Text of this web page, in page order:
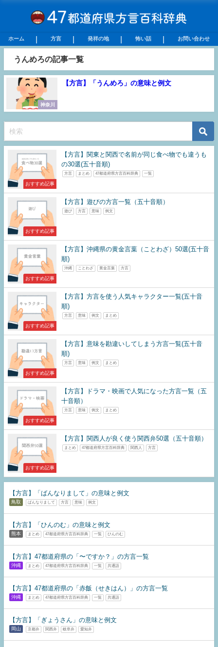
ホーム 方言 発祥の地 怖い話 お問い合わせ
うんめろの記事一覧
神奈川
【方言】「うんめろ」の意味と例文
おすすめ記事
【方言】関東と関西で名前が同じ食べ物でも違うも
の30選(五十音順)
方言 まとめ 47都道府県方言百科辞典 一覧
おすすめ記事
【方言】遊びの方言一覧（五十音順）
遊び 方言 意味 例文
おすすめ記事
【方言】沖縄県の黄金言葉（ことわざ）50選(五十音
順)
沖縄 ことわざ 黄金言葉 方言
おすすめ記事
【方言】方言を使う人気キャラクター一覧(五十音
順)
方言 意味 例文 まとめ
おすすめ記事
【方言】意味を勘違いしてしまう方言一覧(五十音
順)
方言 意味 例文 まとめ
おすすめ記事
【方言】ドラマ・映画で人気になった方言一覧（五
十音順）
方言 意味 例文 まとめ
おすすめ記事
【方言】関西人が良く使う関西弁50選（五十音順）
まとめ 47都道府県方言百科辞典 関西人 方言
【方言】「ばんなりまして」の意味と例文
鳥取 ばんなりまして 方言 意味 例文
【方言】「ひんのむ」の意味と例文
熊本 まとめ 47都道府県方言百科辞典 一覧 ひんのむ
【方言】47都道府県の「〜ですか？」の方言一覧
沖縄 まとめ 47都道府県方言百科辞典 一覧 共通語
【方言】47都道府県の「赤飯（せきはん）」の方言一覧
沖縄 まとめ 47都道府県方言百科辞典 一覧 共通語
【方言】「ぎょうさん」の意味と例文
岡山 京都弁 関西弁 岐阜弁 愛知弁